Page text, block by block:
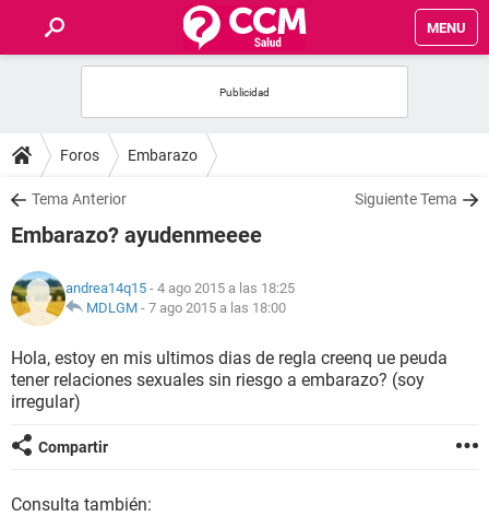
MENU
FOROS
SALUD
NUTRICIÓN
BIENESTAR
SEXUALIDAD
Foros Embarazo
Tema Anterior Siguiente Tema
Embarazo? ayudenmeeee
andrea14q15 - 4 ago 2015 a las 18:25
MDLGM - 7 ago 2015 a las 18:00
Hola, estoy en mis ultimos dias de regla creenq ue peuda
tener relaciones sexuales sin riesgo a embarazo? (soy
irregular)
Compartir
Consulta también: